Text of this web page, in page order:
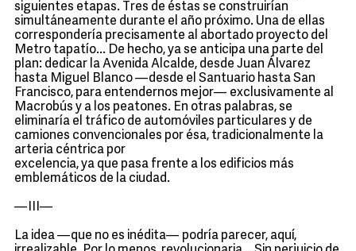
siguientes etapas. Tres de éstas se construirían
simultáneamente durante el año próximo. Una de ellas
correspondería precisamente al abortado proyecto del
Metro tapatío... De hecho, ya se anticipa una parte del
plan: dedicar la Avenida Alcalde, desde Juan Álvarez
hasta Miguel Blanco —desde el Santuario hasta San
Francisco, para entendernos mejor— exclusivamente al
Macrobús y a los peatones. En otras palabras, se
eliminaría el tráfico de automóviles particulares y de
camiones convencionales por ésa, tradicionalmente la
arteria céntrica por
excelencia, ya que pasa frente a los edificios más
emblemáticos de la ciudad.
—III—
La idea —que no es inédita— podría parecer, aquí,